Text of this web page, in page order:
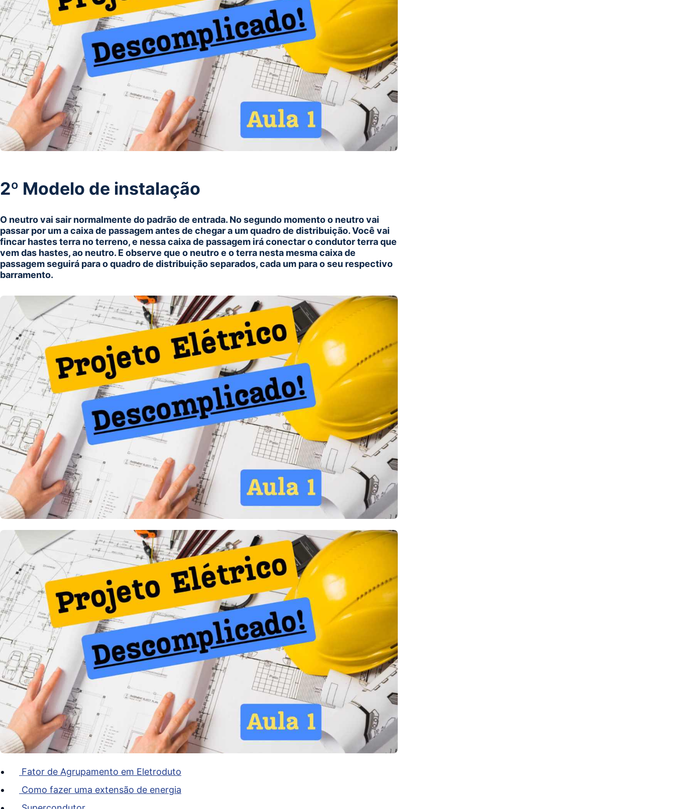
2º Modelo de instalação
O neutro vai sair normalmente do padrão de entrada. No segundo momento o neutro vai
passar por um a caixa de passagem antes de chegar a um quadro de distribuição. Você vai
fincar hastes terra no terreno, e nessa caixa de passagem irá conectar o condutor terra que
vem das hastes, ao neutro. E observe que o neutro e o terra nesta mesma caixa de
passagem seguirá para o quadro de distribuição separados, cada um para o seu respectivo
barramento.
Fator de Agrupamento em Eletroduto
Como fazer uma extensão de energia